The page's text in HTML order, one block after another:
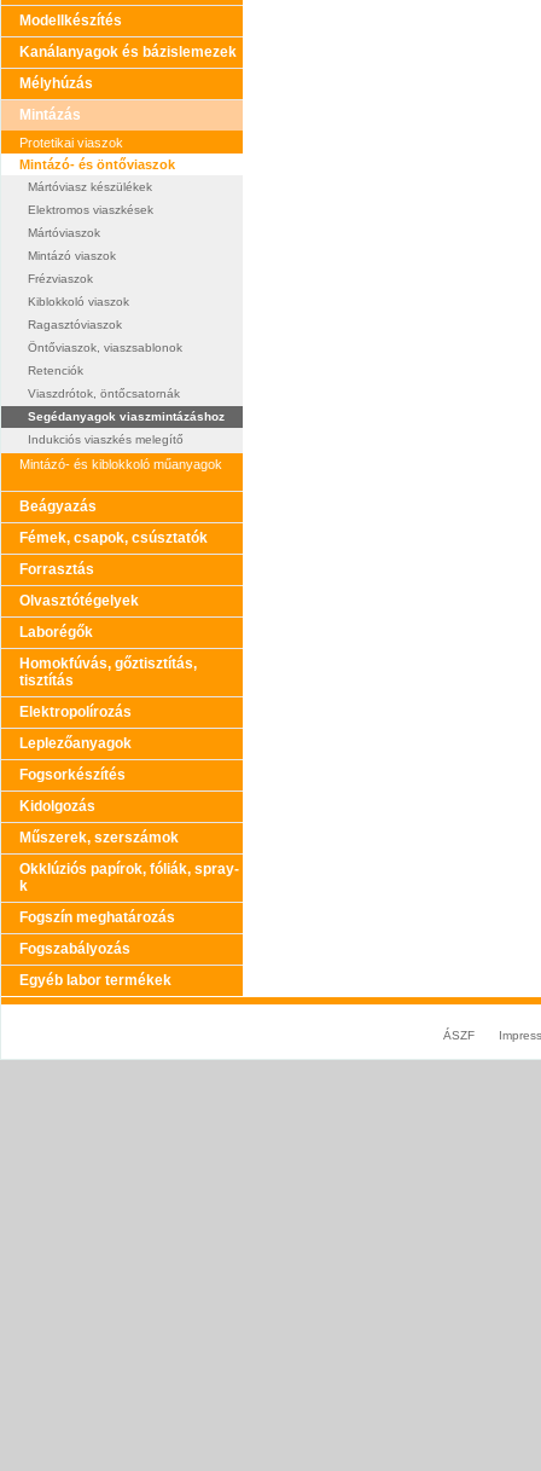
Modellkészítés
Kanálanyagok és bázislemezek
Mélyhúzás
Mintázás
Protetikai viaszok
Mintázó- és öntőviaszok
Mártóviasz készülékek
Elektromos viaszkések
Mártóviaszok
Mintázó viaszok
Frézviaszok
Kiblokkoló viaszok
Ragasztóviaszok
Öntőviaszok, viaszsablonok
Retenciók
Viaszdrótok, öntőcsatornák
Segédanyagok viaszmintázáshoz
Indukciós viaszkés melegítő
Mintázó- és kiblokkoló műanyagok
Beágyazás
Fémek, csapok, csúsztatók
Forrasztás
Olvasztótégelyek
Laborégők
Homokfúvás, gőztisztítás,
tisztítás
Elektropolírozás
Leplezőanyagok
Fogsorkészítés
Kidolgozás
Műszerek, szerszámok
Okklúziós papírok, fóliák, spray-
k
Fogszín meghatározás
Fogszabályozás
Egyéb labor termékek
ÁSZF